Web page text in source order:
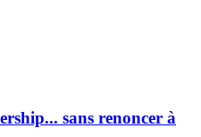
sans renoncer à